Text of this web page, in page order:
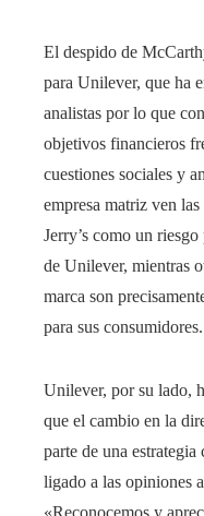
El despido de
para Unilever, que ha
analistas por lo que
objetivos financieros
cuestiones sociales y
empresa matriz ven
Jerry’s como un
de Unilever, mientras
marca son
para sus consumidores.
Unilever, por su lado,
que el cambio en la
parte de una
ligado a las opiniones
«Reconocemos y